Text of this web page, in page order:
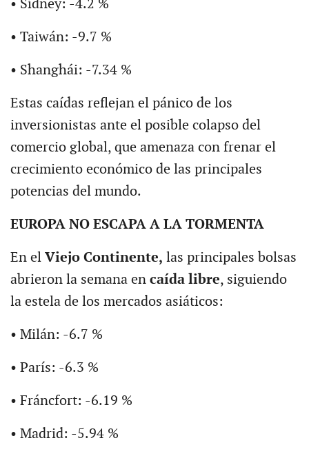
• Sídney: -4.2 %
• Taiwán: -9.7 %
• Shanghái: -7.34 %
Estas caídas reflejan el pánico de los
inversionistas ante el posible colapso del
comercio global, que amenaza con frenar el
crecimiento económico de las principales
potencias del mundo.
EUROPA NO ESCAPA A LA TORMENTA
En el Viejo Continente, las principales bolsas
abrieron la semana en caída libre, siguiendo
la estela de los mercados asiáticos:
• Milán: -6.7 %
• París: -6.3 %
• Fráncfort: -6.19 %
• Madrid: -5.94 %